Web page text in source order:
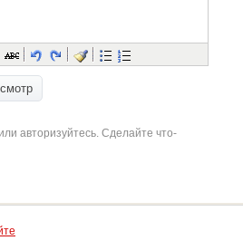
или авторизуйтесь. Сделайте что-